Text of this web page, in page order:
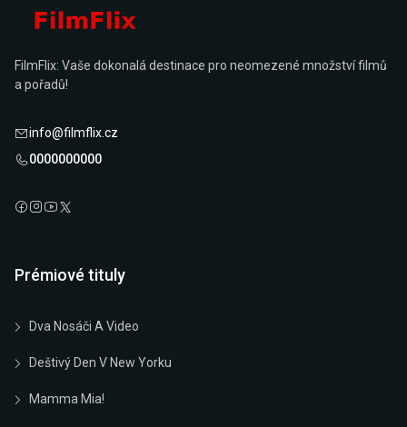
FilmFlix: Vaše dokonalá destinace pro neomezené množství filmů
a pořadů!
info@filmflix.cz
0000000000
Prémiové tituly
Dva Nosáči A Video
Deštivý Den V New Yorku
Mamma Mia!